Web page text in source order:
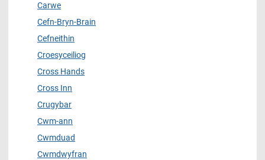
Carwe
Cefn-Bryn-Brain
Cefneithin
Croesyceiliog
Cross Hands
Cross Inn
Crugybar
Cwm-ann
Cwmduad
Cwmdwyfran